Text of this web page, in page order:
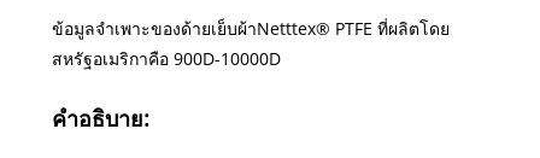
ข้อมูลจำเพาะของด้ายเย็บผ้าNetttex® PTFE ที่ผลิตโดย
สหรัฐอเมริกาคือ 900D-10000D
คำอธิบาย: